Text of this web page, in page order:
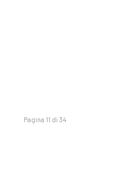
Pagina 11 di 34